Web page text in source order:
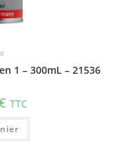
1 – 300mL – 21536
TTC